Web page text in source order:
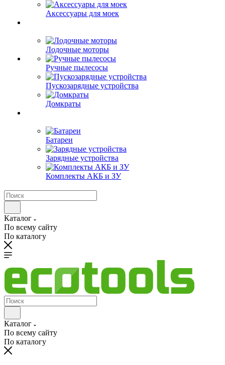
Аксессуары для моек
Лодочные моторы
Ручные пылесосы
Пускозарядные устройства
Домкраты
Батареи
Зарядные устройства
Комплекты АКБ и ЗУ
Каталог
По всему сайту
По каталогу
Каталог
По всему сайту
По каталогу